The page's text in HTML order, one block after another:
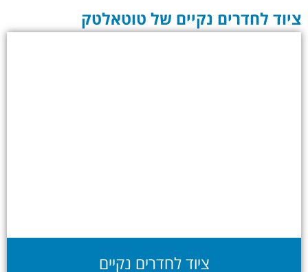
ציוד לחדרים נקיים של טוטאלטק
ציוד לחדרים נקיים